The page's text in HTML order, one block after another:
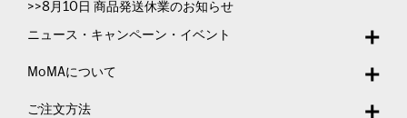
>>8月10日 商品発送休業のお知らせ
ニュース・キャンペーン・イベント
MoMAについて
ご注文方法